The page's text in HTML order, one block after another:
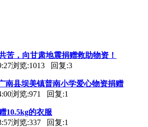
苦，向甘肃地震捐赠救助物资！
浏览:1013 回复:3
南县坝美镇普南小学爱心物资捐赠
浏览:971 回复:1
10.5kg的衣服
浏览:337 回复:1